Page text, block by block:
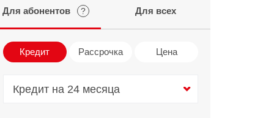
Infinix GT
Infinix Note
Для абонентов ? Для всех
Кредит Рассрочка Цена
Кредит на 24 месяца
Кредит на 24 месяца